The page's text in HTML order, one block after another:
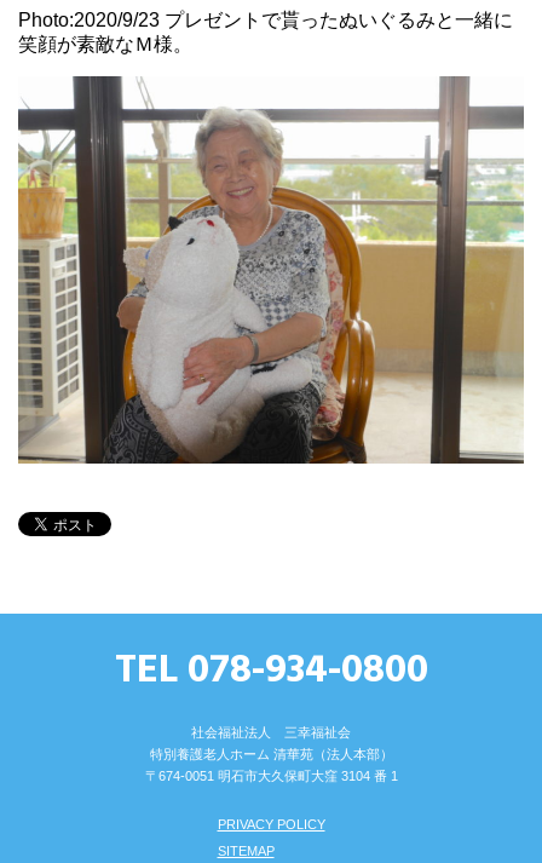
Photo:2020/9/23 プレゼントで貰ったぬいぐるみと一緒に
笑顔が素敵なＭ様。
TEL 078-934-0800
社会福祉法人 三幸福祉会
特別養護⽼⼈ホーム 清華苑（法⼈本部）
〒674-0051 明⽯市⼤久保町⼤窪 3104 番 1
PRIVACY POLICY
SITEMAP